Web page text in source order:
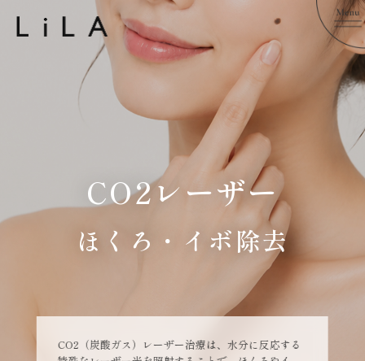
CO2レーザー
ほくろ・イボ除去
CO2（炭酸ガス）レーザー治療は、水分に反応する